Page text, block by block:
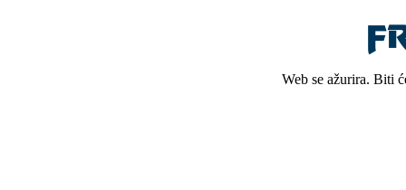
Web se ažurira. Biti